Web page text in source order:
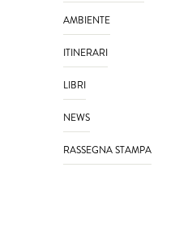
AMBIENTE
ITINERARI
LIBRI
NEWS
RASSEGNA STAMPA